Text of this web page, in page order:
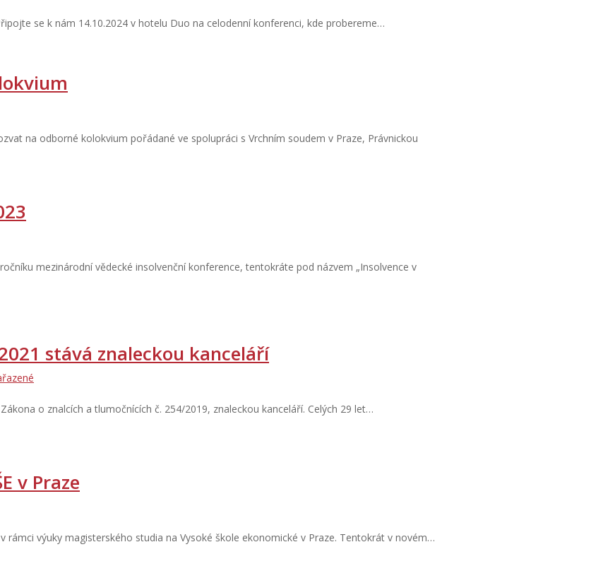
se k nám 14.10.2024 v hotelu Duo na celodenní konferenci, kde probereme…
na odborné kolokvium pořádané ve spolupráci s Vrchním soudem v Praze, Právnickou
mezinárodní vědecké insolvenční konference, tentokráte pod názvem „Insolvence v
stává znaleckou kanceláří
o znalcích a tlumočnících č. 254/2019, znaleckou kanceláří. Celých 29 let…
v Praze
rámci výuky magisterského studia na Vysoké škole ekonomické v Praze. Tentokrát v novém…